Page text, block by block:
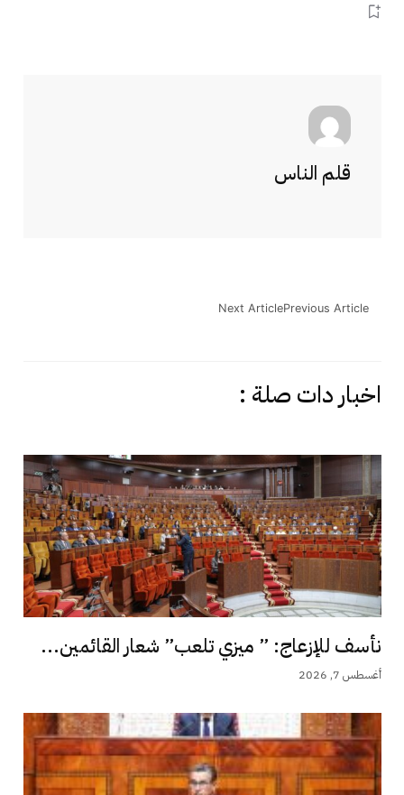
قلم الناس
Previous Article
Next Article
اخبار دات صلة :
نأسف للإزعاج: ” ميزي تلعب” شعار القائمين...
أغسطس 7, 2026